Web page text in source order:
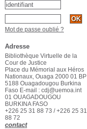
Mot de passe oublié ?
Adresse
Bibliothèque Virtuelle de la
Cour de Justice
Place du Mémorial aux Héros
Nationaux, Ouaga 2000 01 BP
5188 Ouagadougou Burkina
Faso E-mail : cdj@uemoa.int
01 OUAGADOUGOU
BURKINA FASO
+226 25 31 88 73 / +226 25 31
88 72
contact